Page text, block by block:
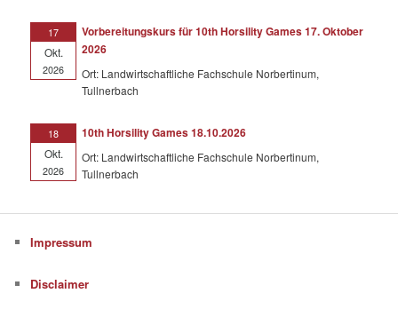
17
Okt.
2026
Vorbereitungskurs für 10th Horsility Games 17. Oktober
2026
Ort: Landwirtschaftliche Fachschule Norbertinum,
Tullnerbach
18
Okt.
2026
10th Horsility Games 18.10.2026
Ort: Landwirtschaftliche Fachschule Norbertinum,
Tullnerbach
Impressum
Disclaimer